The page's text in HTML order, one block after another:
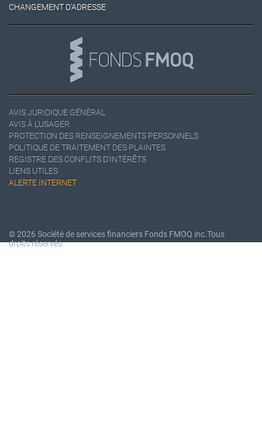
CHANGEMENT D'ADRESSE
AVIS JURIDIQUE GÉNÉRAL
AVIS À L'USAGER
PROTECTION DES RENSEIGNEMENTS PERSONNELS
POLITIQUE DE TRAITEMENT DES PLAINTES
REGISTRE DES CONFLITS D'INTÉRÊTS
LIENS UTILES
ALERTE INTERNET
© 2026 Société de services financiers Fonds FMOQ inc.Tous
droits réservés.